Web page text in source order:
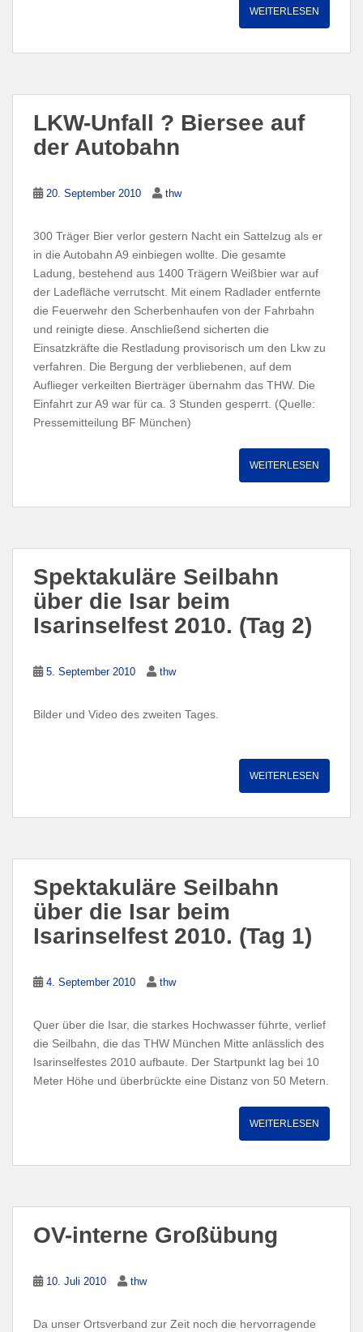
WEITERLESEN
LKW-Unfall ? Biersee auf
der Autobahn
20. September 2010 thw
300 Träger Bier verlor gestern Nacht ein Sattelzug als er
in die Autobahn A9 einbiegen wollte. Die gesamte
Ladung, bestehend aus 1400 Trägern Weißbier war auf
der Ladefläche verrutscht. Mit einem Radlader entfernte
die Feuerwehr den Scherbenhaufen von der Fahrbahn
und reinigte diese. Anschließend sicherten die
Einsatzkräfte die Restladung provisorisch um den Lkw zu
verfahren. Die Bergung der verbliebenen, auf dem
Auflieger verkeilten Bierträger übernahm das THW. Die
Einfahrt zur A9 war für ca. 3 Stunden gesperrt. (Quelle:
Pressemitteilung BF München)
WEITERLESEN
Spektakuläre Seilbahn
über die Isar beim
Isarinselfest 2010. (Tag 2)
5. September 2010 thw
Bilder und Video des zweiten Tages.
WEITERLESEN
Spektakuläre Seilbahn
über die Isar beim
Isarinselfest 2010. (Tag 1)
4. September 2010 thw
Quer über die Isar, die starkes Hochwasser führte, verlief
die Seilbahn, die das THW München Mitte anlässlich des
Isarinselfestes 2010 aufbaute. Der Startpunkt lag bei 10
Meter Höhe und überbrückte eine Distanz von 50 Metern.
WEITERLESEN
OV-interne Großübung
10. Juli 2010 thw
Da unser Ortsverband zur Zeit noch die hervorragende